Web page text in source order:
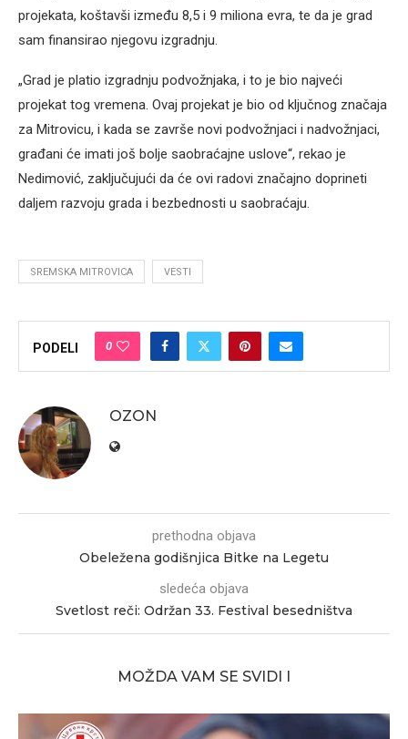
projekata, koštavši između 8,5 i 9 miliona evra, te da je grad
sam finansirao njegovu izgradnju.
„Grad je platio izgradnju podvožnjaka, i to je bio najveći
projekat tog vremena. Ovaj projekat je bio od ključnog značaja
za Mitrovicu, i kada se završe novi podvožnjaci i nadvožnjaci,
građani će imati još bolje saobraćajne uslove“, rekao je
Nedimović, zaključujući da će ovi radovi značajno doprineti
daljem razvoju grada i bezbednosti u saobraćaju.
SREMSKA MITROVICA VESTI
PODELI 0
OZON
prethodna objava
Obeležena godišnjica Bitke na Legetu
sledeća objava
Svetlost reči: Održan 33. Festival besedništva
MOŽDA VAM SE SVIDI I